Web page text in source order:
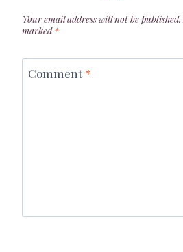
Your email address will not be published.
marked*
Comment*